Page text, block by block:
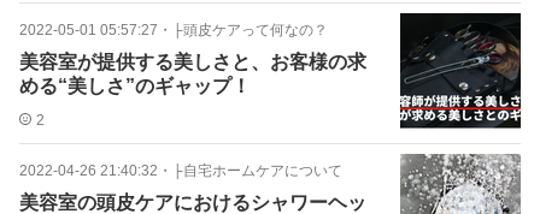
2022-05-01 05:57:27 ・ ├頭皮ケアって何なの？
美容室が提供する美しさと、お客様の求
める“美しさ”のギャップ！
2
2022-04-26 21:40:32 ・ ├自宅ホームケアについて
美容室の頭皮ケアにおけるシャワーヘッ